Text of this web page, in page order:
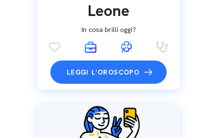
Leone
In cosa brilli oggi?
LEGGI L'OROSCOPO